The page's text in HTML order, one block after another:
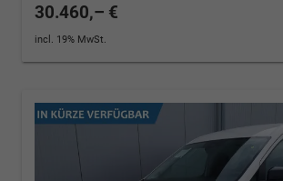
30.460,– €
incl. 19% MwSt.